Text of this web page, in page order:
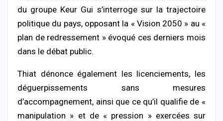
du groupe Keur Gui s’interroge sur la trajectoire
politique du pays, opposant la « Vision 2050 » au «
plan de redressement » évoqué ces derniers mois
dans le débat public.
Thiat dénonce également les licenciements, les
déguerpissements sans mesures
d’accompagnement, ainsi que ce qu’il qualifie de «
manipulation » et de « pression » exercées sur